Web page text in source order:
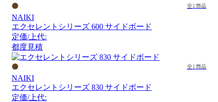
全1商品
NAIKI
エクセレントシリーズ 600 サイドボード
定価/上代:
都度見積
全1商品
NAIKI
エクセレントシリーズ 830 サイドボード
定価/上代: